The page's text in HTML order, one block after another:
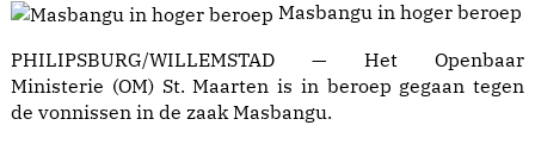
Masbangu in hoger beroep
PHILIPSBURG/WILLEMSTAD — Het Openbaar
Ministerie (OM) St. Maarten is in beroep gegaan tegen
de vonnissen in de zaak Masbangu.